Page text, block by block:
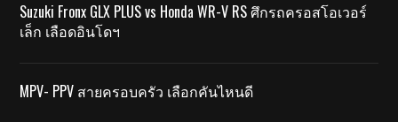
Suzuki Fronx GLX PLUS vs Honda WR-V RS ศึกรถครอสโอเวอร์
เล็ก เลือดอินโดฯ
MPV- PPV สายครอบครัว เลือกคันไหนดี